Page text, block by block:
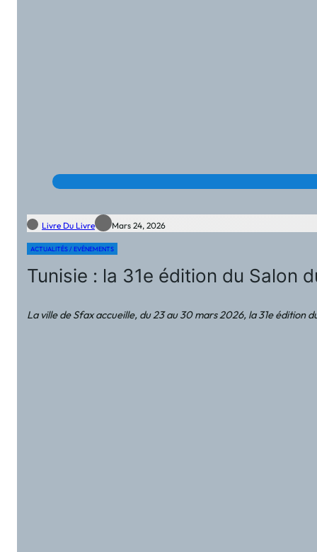
Livre Du Livre Mars 24, 2026
ACTUALITÉS / EVÉNEMENTS
Tunisie : la 31e édition du Salon
La ville de Sfax accueille, du 23 au 30 mars 2026, la 31e édition